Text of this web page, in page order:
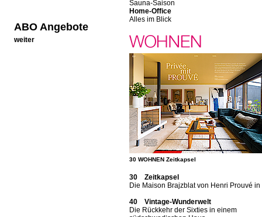
ABO Angebote
weiter
Sauna-Saison
Home-Office
Alles im Blick
30 WOHNEN Zeitkapsel
30 Zeitkapsel
Die Maison Brajzblat von Henri Prouvé in
40 Vintage-Wunderwelt
Die Rückkehr der Sixties in einem